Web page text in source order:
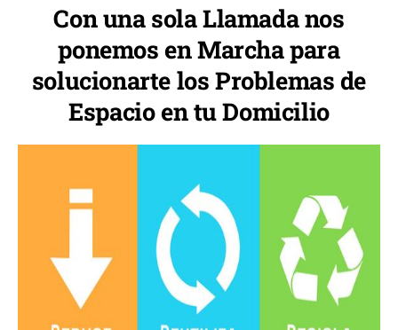
Con una sola Llamada nos
ponemos en Marcha para
solucionarte los Problemas de
Espacio en tu Domicilio